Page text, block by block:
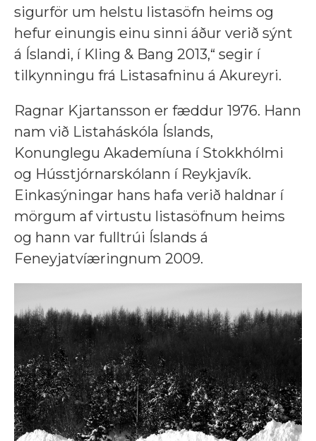
sigurför um helstu listasöfn heims og
hefur einungis einu sinni áður verið sýnt
á Íslandi, í Kling & Bang 2013,“ segir í
tilkynningu frá Listasafninu á Akureyri.
Ragnar Kjartansson er fæddur 1976. Hann
nam við Listaháskóla Íslands,
Konunglegu Akademíuna í Stokkhólmi
og Hússtjórnarskólann í Reykjavík.
Einkasýningar hans hafa verið haldnar í
mörgum af virtustu listasöfnum heims
og hann var fulltrúi Íslands á
Feneyjatvíæringnum 2009.